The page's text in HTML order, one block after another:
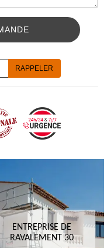
ENTREPRISE DE
RAVALEMENT 30